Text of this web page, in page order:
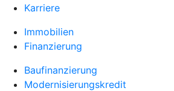
Karriere
Immobilien
Finanzierung
Baufinanzierung
Modernisierungskredit